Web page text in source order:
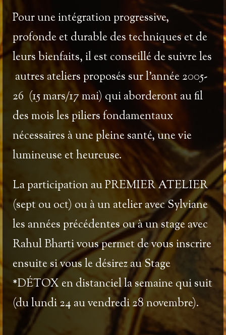
Pour une intégration progressive,
profonde et durable des techniques et de
leurs bienfaits, il est conseillé de suivreles
autres ateliers proposés sur l’année 2005-
26 (15 mars/17 mai) qui aborderont au fil
des mois les piliers fondamentaux
nécessaires à une pleine santé, une vie
lumineuse et heureuse.
La participation au PREMIER ATELIER
(sept ou oct) ou à un atelier avec Sylviane
les années précédentes ou à un stage avec
Rahul Bharti vous permet de vous inscrire
ensuite si vous le désirez auStage
*DÉTOXen distanciel la semaine qui suit
(du lundi 24 au vendredi 28 novembre).